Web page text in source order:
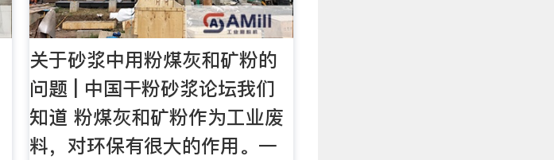
关于砂浆中用粉煤灰和矿粉的
问题 | 中国干粉砂浆论坛我们
知道 粉煤灰和矿粉作为工业废
料，对环保有很大的作用。一